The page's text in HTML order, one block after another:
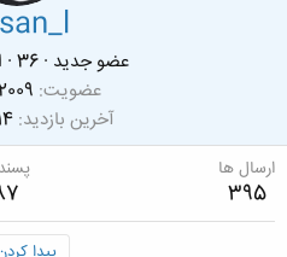
عضو جدید ·
36
·
عضویت
آخرین بازدید
ارسال ها
395